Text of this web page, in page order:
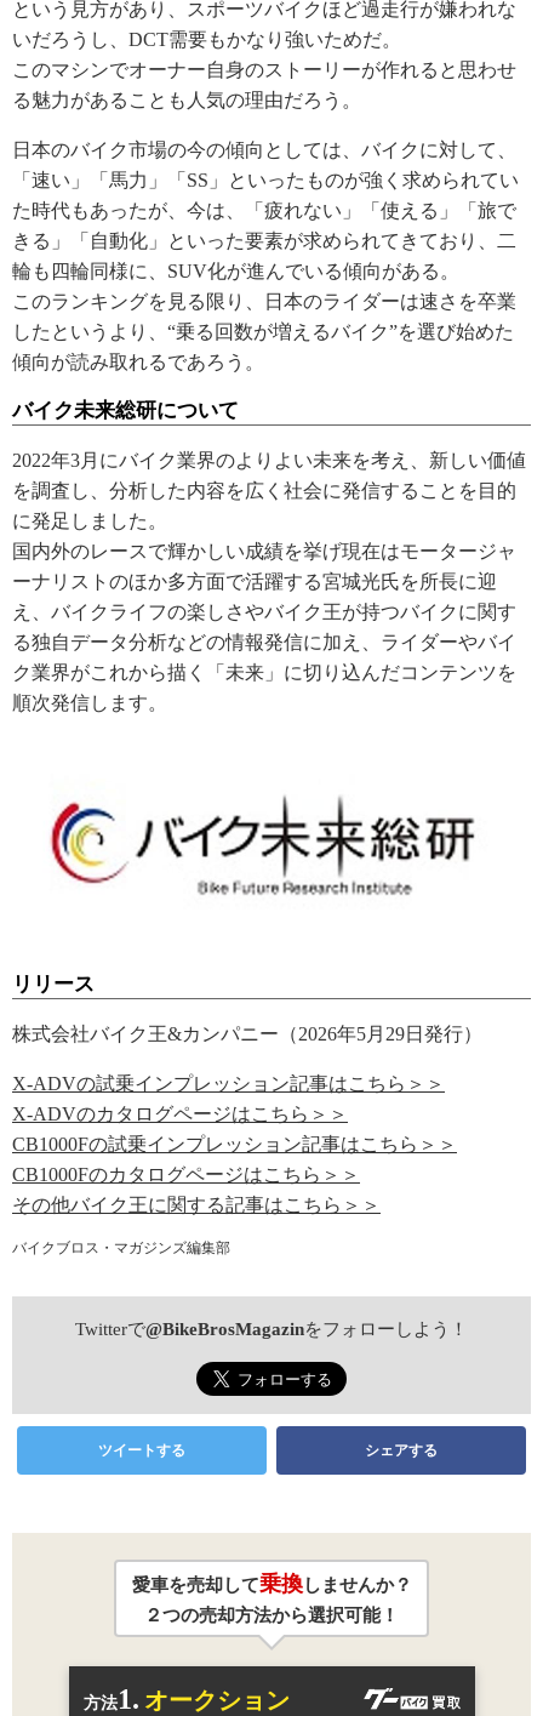
という見方があり、スポーツバイクほど過走行が嫌われな
いだろうし、DCT需要もかなり強いためだ。
このマシンでオーナー自身のストーリーが作れると思わせ
る魅力があることも人気の理由だろう。
日本のバイク市場の今の傾向としては、バイクに対して、
「速い」「馬力」「SS」といったものが強く求められてい
た時代もあったが、今は、「疲れない」「使える」「旅で
きる」「自動化」といった要素が求められてきており、二
輪も四輪同様に、SUV化が進んでいる傾向がある。
このランキングを見る限り、日本のライダーは速さを卒業
したというより、“乗る回数が増えるバイク”を選び始めた
傾向が読み取れるであろう。
バイク未来総研について
2022年3月にバイク業界のよりよい未来を考え、新しい価値
を調査し、分析した内容を広く社会に発信することを目的
に発足しました。
国内外のレースで輝かしい成績を挙げ現在はモータージャ
ーナリストのほか多方面で活躍する宮城光氏を所長に迎
え、バイクライフの楽しさやバイク王が持つバイクに関す
る独自データ分析などの情報発信に加え、ライダーやバイ
ク業界がこれから描く「未来」に切り込んだコンテンツを
順次発信します。
リリース
株式会社バイク王&カンパニー（2026年5月29日発行）
X-ADVの試乗インプレッション記事はこちら＞＞
X-ADVのカタログページはこちら＞＞
CB1000Fの試乗インプレッション記事はこちら＞＞
CB1000Fのカタログページはこちら＞＞
その他バイク王に関する記事はこちら＞＞
バイクブロス・マガジンズ編集部
Twitterで@BikeBrosMagazinをフォローしよう！
ツイートする シェアする
愛車を売却して乗換しませんか？
２つの売却方法から選択可能！
方法1. オークション